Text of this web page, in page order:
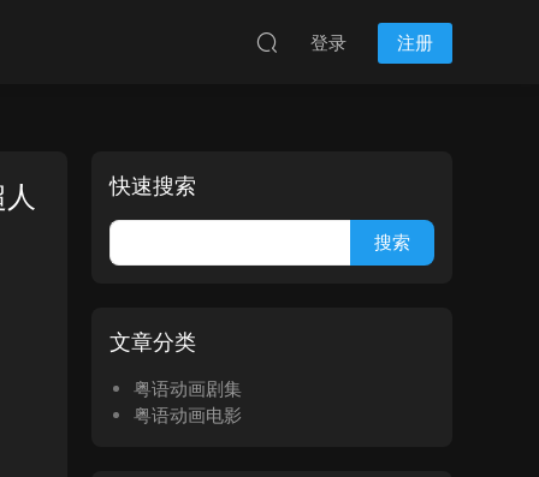
登录 注册
快速搜索
文章分类
粤语动画剧集
粤语动画电影